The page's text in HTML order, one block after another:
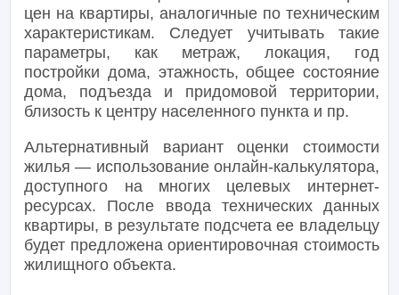
цен на квартиры, аналогичные по техническим
характеристикам. Следует учитывать такие
параметры, как метраж, локация, год
постройки дома, этажность, общее состояние
дома, подъезда и придомовой территории,
близость к центру населенного пункта и пр.
Альтернативный вариант оценки стоимости
жилья — использование онлайн-калькулятора,
доступного на многих целевых интернет-
ресурсах. После ввода технических данных
квартиры, в результате подсчета ее владельцу
будет предложена ориентировочная стоимость
жилищного объекта.